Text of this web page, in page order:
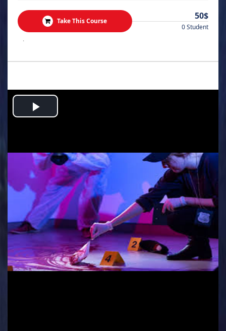
Take This Course 50$
0 Student
.
Play